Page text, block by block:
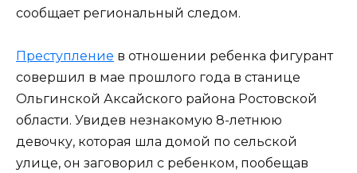
сообщает региональный следом.
Преступление в отношении ребенка фигурант
совершил в мае прошлого года в станице
Ольгинской Аксайского района Ростовской
области. Увидев незнакомую 8-летнюю
девочку, которая шла домой по сельской
улице, он заговорил с ребенком, пообещав